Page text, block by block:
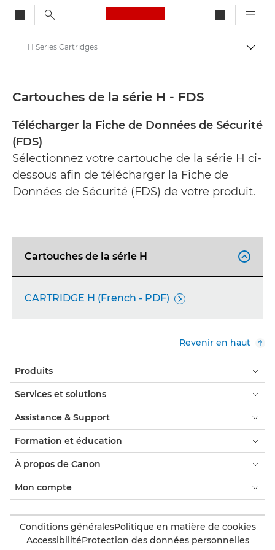
Canon Logo, back to
Fiches de données de sécurité
H Series Cartridges
Cartouches de la série H - FDS
Télécharger la Fiche de Données de Sécurité
(FDS)
Sélectionnez votre cartouche de la série H ci-
dessous afin de télécharger la Fiche de
Données de Sécurité (FDS) de votre produit.
Cartouches de la série H 
CARTRIDGE H (French - PDF) 
Revenir en haut
Produits
Services et solutions
Assistance & Support
Formation et éducation
À propos de Canon
Mon compte
Conditions généralesPolitique en matière de cookies
AccessibilitéProtection des données personnelles